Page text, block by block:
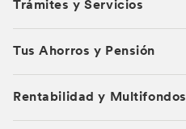
Trámites y Servicios
Tus Ahorros y Pensión
Rentabilidad y Multifondos